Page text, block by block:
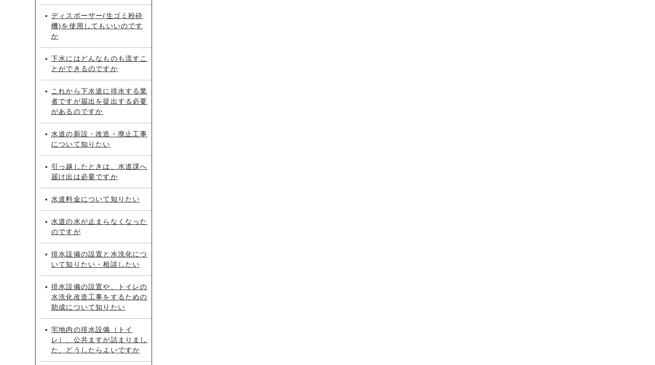
ディスポーザー(生ゴミ粉砕
機)を使用してもいいのです
か
下水にはどんなものも流すこ
とができるのですか
これから下水道に排水する業
者ですが届出を提出する必要
があるのですか
水道の新設・改造・廃止工事
について知りたい
引っ越したときは、水道課へ
届け出は必要ですか
水道料金について知りたい
水道の水が止まらなくなった
のですが
排水設備の設置と水洗化につ
いて知りたい・相談したい
排水設備の設置や、トイレの
水洗化改造工事をするための
助成について知りたい
宅地内の排水設備（トイ
レ）、公共ますが詰まりまし
た、どうしたらよいですか